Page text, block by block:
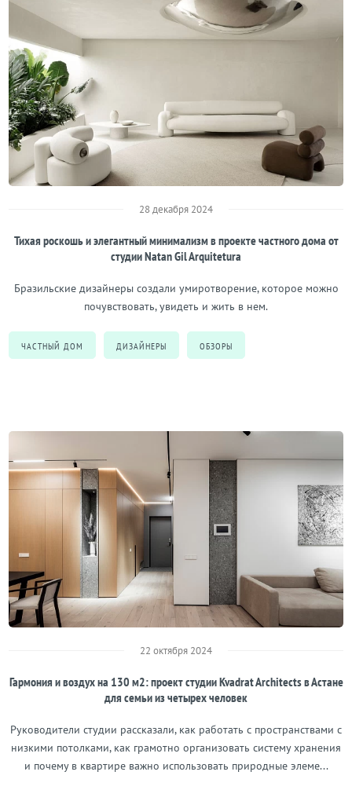
28 декабря 2024
Тихая роскошь и элегантный минимализм в проекте частного дома от
студии Natan Gil Arquitetura
Бразильские дизайнеры создали умиротворение, которое можно
почувствовать, увидеть и жить в нем.
ЧАСТНЫЙ ДОМ ДИЗАЙНЕРЫ ОБЗОРЫ
22 октября 2024
Гармония и воздух на 130 м2: проект студии Kvadrat Architects в Астане
для семьи из четырех человек
Руководители студии рассказали, как работать с пространствами с
низкими потолками, как грамотно организовать систему хранения
и почему в квартире важно использовать природные элеме...